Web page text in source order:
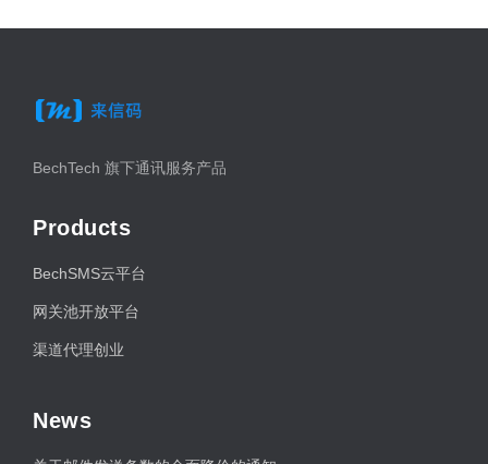
BechTech 旗下通讯服务产品
Products
BechSMS云平台
网关池开放平台
渠道代理创业
News